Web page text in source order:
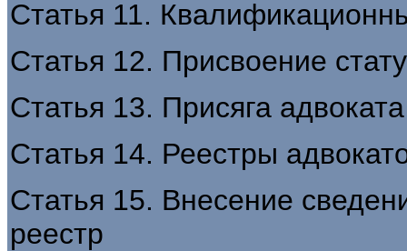
Статья 11.
Статья 12. Присвоение
Статья 13. Присяга адвоката
Статья 14. Реестры
Статья 15. Внесение
реестр